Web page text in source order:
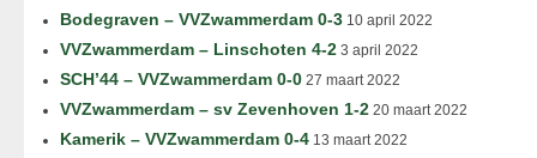
Bodegraven – VVZwammerdam 0-3 10 april 2022
VVZwammerdam – Linschoten 4-2 3 april 2022
SCH’44 – VVZwammerdam 0-0 27 maart 2022
VVZwammerdam – sv Zevenhoven 1-2 20 maart 2022
Kamerik – VVZwammerdam 0-4 13 maart 2022